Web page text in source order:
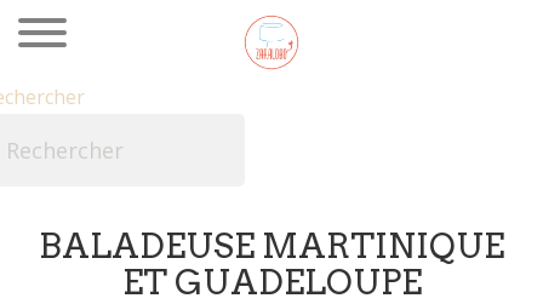
BALADEUSE MARTINIQUE
ET GUADELOUPE